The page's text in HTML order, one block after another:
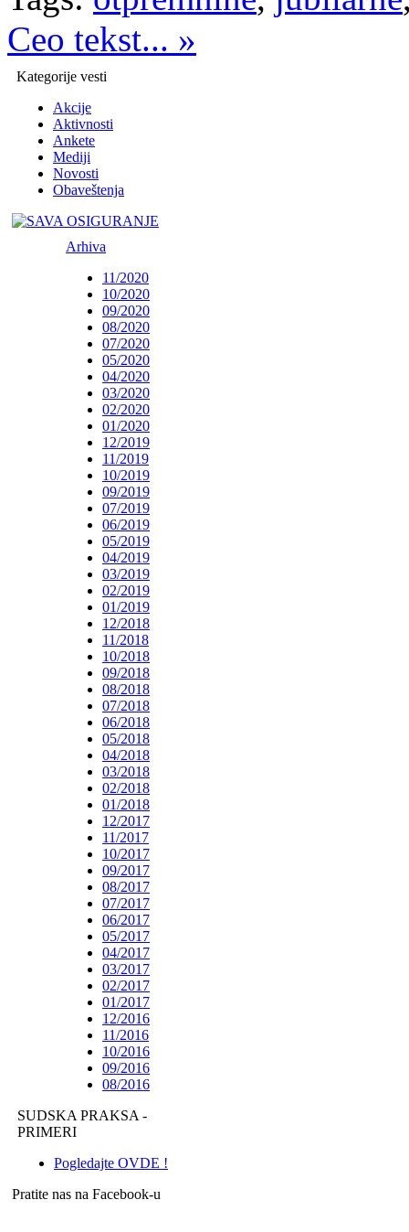
Ceo tekst... »
Kategorije vesti
Akcije
Aktivnosti
Ankete
Mediji
Novosti
Obaveštenja
Arhiva
11/2020
10/2020
09/2020
08/2020
07/2020
05/2020
04/2020
03/2020
02/2020
01/2020
12/2019
11/2019
10/2019
09/2019
07/2019
06/2019
05/2019
04/2019
03/2019
02/2019
01/2019
12/2018
11/2018
10/2018
09/2018
08/2018
07/2018
06/2018
05/2018
04/2018
03/2018
02/2018
01/2018
12/2017
11/2017
10/2017
09/2017
08/2017
07/2017
06/2017
05/2017
04/2017
03/2017
02/2017
01/2017
12/2016
11/2016
10/2016
09/2016
08/2016
SUDSKA PRAKSA -
PRIMERI
Pogledajte OVDE !
Pratite nas na Facebook-u